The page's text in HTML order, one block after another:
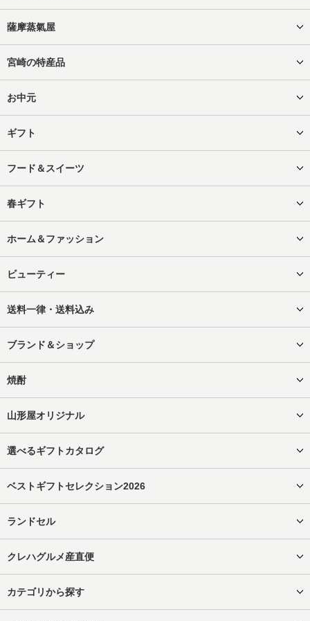
薩摩蒸氣屋
宮崎の特産品
お中元
ギフト
フード＆スイーツ
春ギフト
ホーム＆ファッション
ビューティー
送料一律・送料込み
ブランド＆ショップ
焼酎
山形屋オリジナル
選べるギフトカタログ
ベストギフトセレクション2026
ランドセル
クレハグルメ産直便
カテゴリから探す